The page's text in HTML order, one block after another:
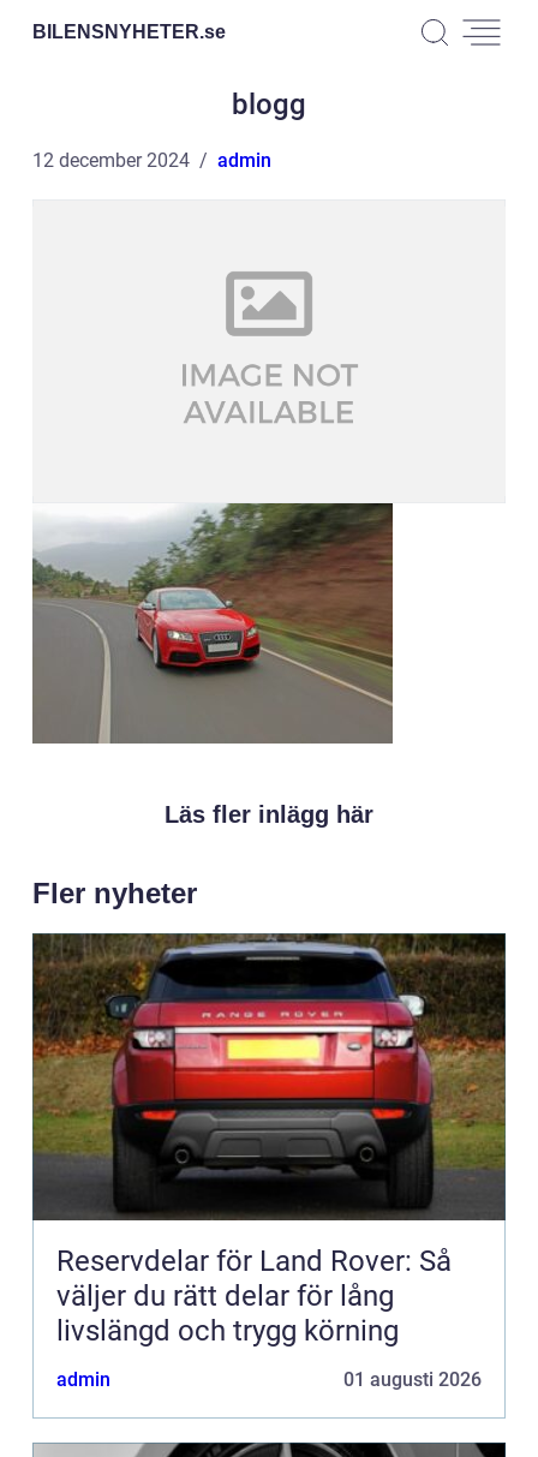
BILENSNYHETER.se
blogg
12 december 2024 admin
Läs fler inlägg här
Fler nyheter
Reservdelar för Land Rover: Så
väljer du rätt delar för lång
livslängd och trygg körning
admin 01 augusti 2026